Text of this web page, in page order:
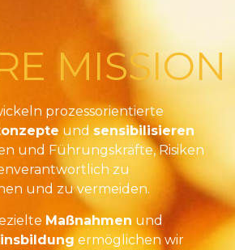
MISSION
prozessorientierte
und sensibilisieren
und Führungskräfte, Risiken
zu
und zu vermeiden.
Maßnahmen und
ermöglichen wir